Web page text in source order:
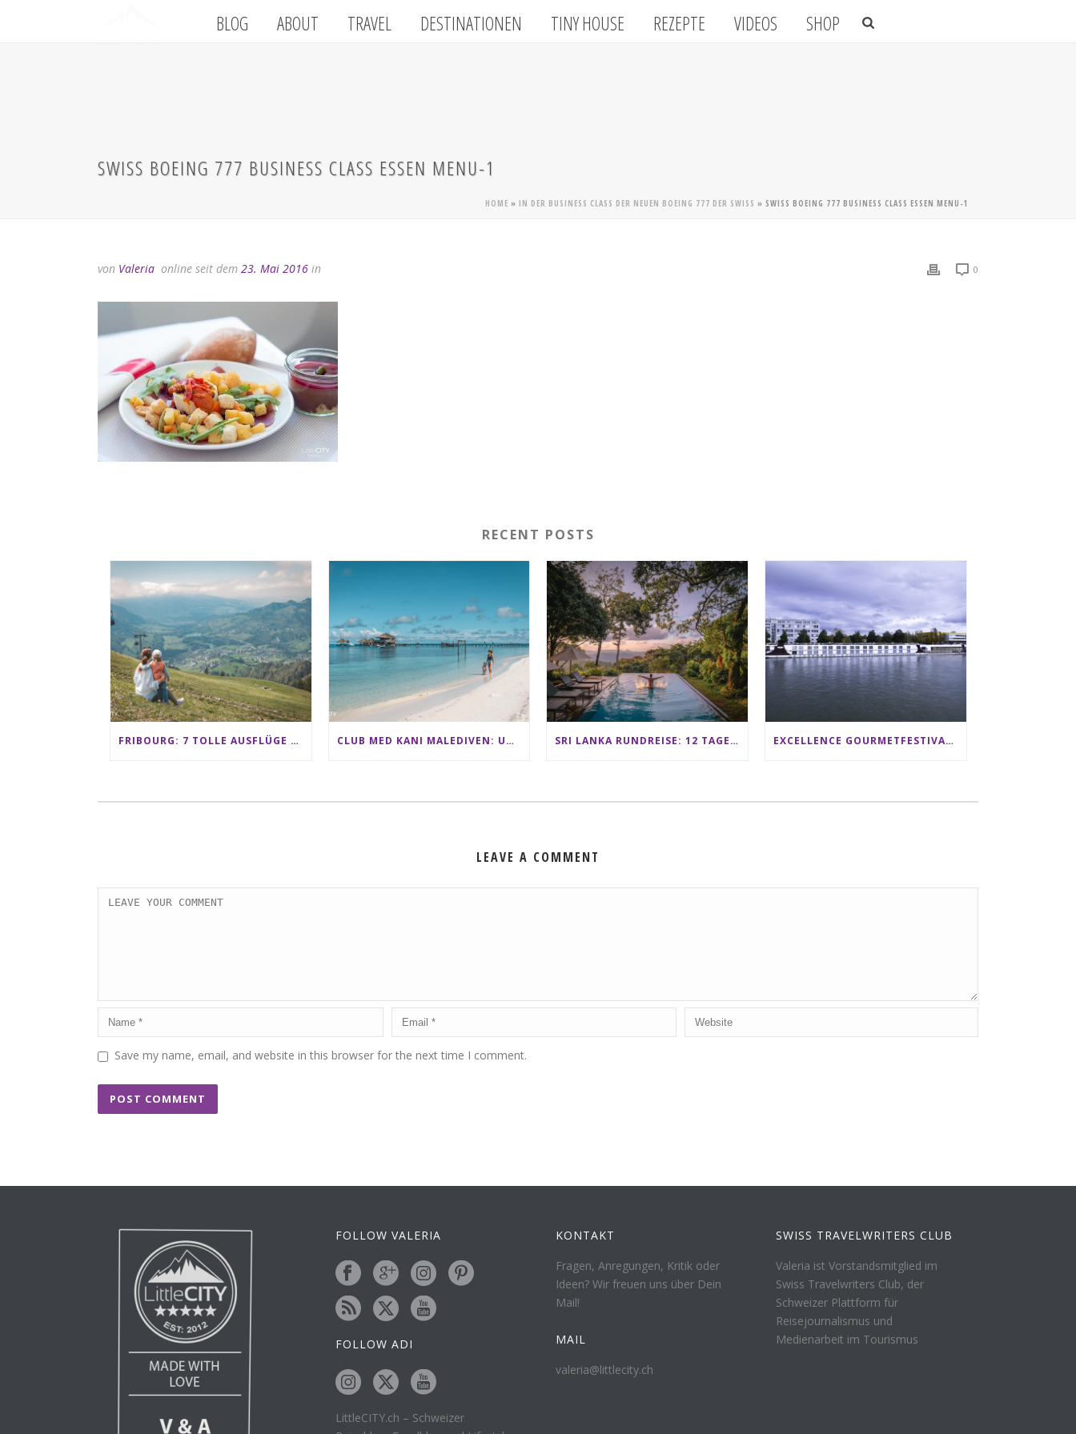
BLOG ABOUT TRAVEL DESTINATIONEN TINY HOUSE REZEPTE VIDEOS SHOP
SWISS BOEING 777 BUSINESS CLASS ESSEN MENU-1
HOME » IN DER BUSINESS CLASS DER NEUEN BOEING 777 DER SWISS » SWISS BOEING 777 BUSINESS CLASS ESSEN MENU-1
von Valeria online seit dem 23. Mai 2016 in 0
RECENT POSTS
FRIBOURG: 7 TOLLE AUSFLÜGE FÜR FAMILIEN VON CHARMEY BIS LES PACCOTS CLUB MED KANI MALEDIVEN: UNSERE ERFAHRUNGEN IM ALL-INCLUSIVE PARADIES SRI LANKA RUNDREISE: 12 TAGE ZWISCHEN ELEFANTEN, TEEPLANTAGEN & STRAND ALS FAMILIE EXCELLENCE GOURMETFESTIVAL ´25: ZWEI STERNEKÖCHE ANTONIO GUIDA & DARIO MORESCO VERWÖHNEN IHRE GÄSTE AUF EINER LUXERIÖSEN SCHIFFSREISE
LEAVE A COMMENT
Save my name, email, and website in this browser for the next time I comment.
FOLLOW VALERIA
FOLLOW ADI
LittleCITY.ch – Schweizer
KONTAKT
Fragen, Anregungen, Kritik oder
Ideen? Wir freuen uns über Dein
Mail!
MAIL
valeria@littlecity.ch
SWISS TRAVELWRITERS CLUB
Valeria ist Vorstandsmitglied im
Swiss Travelwriters Club, der
Schweizer Plattform für
Reisejournalismus und
Medienarbeit im Tourismus